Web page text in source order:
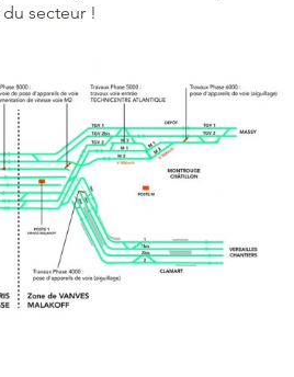
secteur !